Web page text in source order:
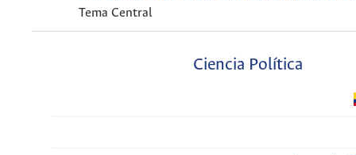
Tema Central
Ciencia Política